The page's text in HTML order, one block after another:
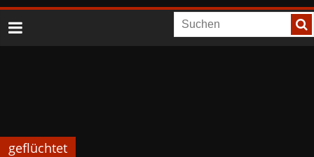
geflüchtet